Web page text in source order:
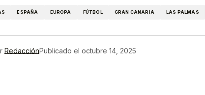
ESPAÑA EUROPA FÚTBOL GRAN CANARIA LAS PALMAS
RedacciónPublicado el octubre 14, 2025